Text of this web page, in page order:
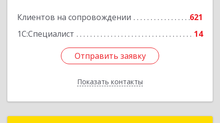
Клиентов на сопровождении
621
1С:Специалист
14
Отправить заявку
Показать контакты
Отправить заявку
Назад